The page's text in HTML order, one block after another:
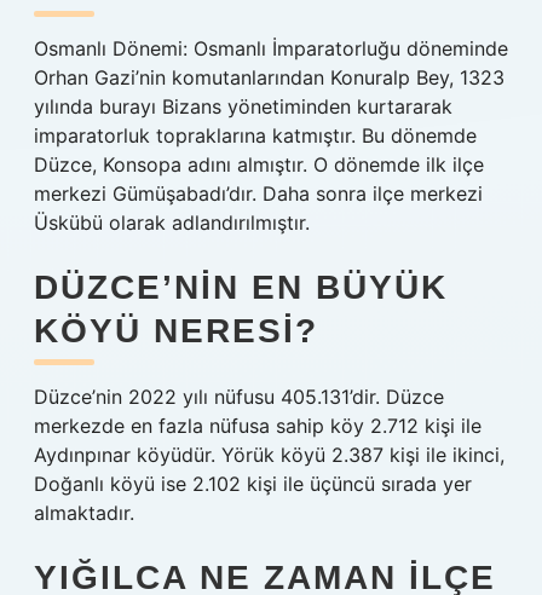
Osmanlı Dönemi: Osmanlı İmparatorluğu döneminde
Orhan Gazi’nin komutanlarından Konuralp Bey, 1323
yılında burayı Bizans yönetiminden kurtararak
imparatorluk topraklarına katmıştır. Bu dönemde
Düzce, Konsopa adını almıştır. O dönemde ilk ilçe
merkezi Gümüşabadı’dır. Daha sonra ilçe merkezi
Üskübü olarak adlandırılmıştır.
DÜZCE’NIN EN BÜYÜK
KÖYÜ NERESI?
Düzce’nin 2022 yılı nüfusu 405.131’dir. Düzce
merkezde en fazla nüfusa sahip köy 2.712 kişi ile
Aydınpınar köyüdür. Yörük köyü 2.387 kişi ile ikinci,
Doğanlı köyü ise 2.102 kişi ile üçüncü sırada yer
almaktadır.
YIĞILCA NE ZAMAN ILÇE